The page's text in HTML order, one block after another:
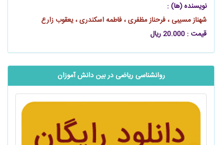
نویسنده (ها) :
شهناز مسیبی ، فرحناز مظفری ، فاطمه اسکندری ، یعقوب زارع
قیمت : 20.000 ریال
روانشناسی ریاضی در بین دانش آموزان